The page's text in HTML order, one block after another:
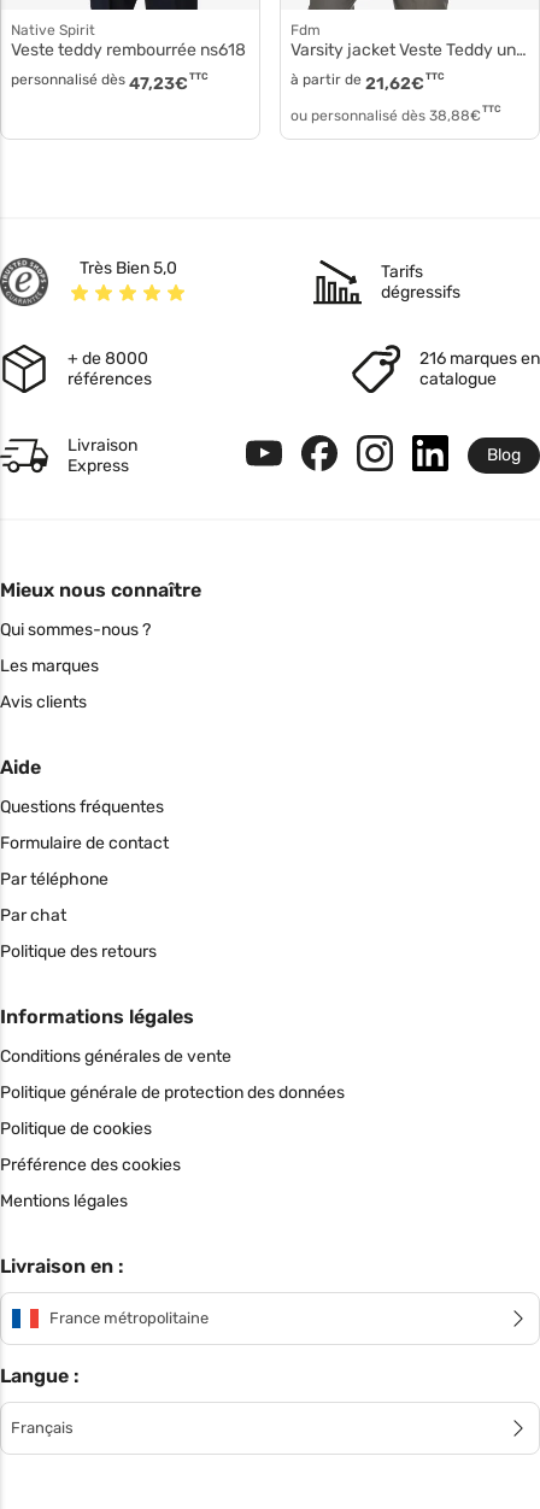
Native Spirit
Veste teddy rembourrée ns618
personnalisé dès 47,23€ TTC
fdm
Varsity jacket Veste Teddy universitaire fv001
à partir de 21,62€ TTC
ou personnalisé dès 38,88€ TTC
Très Bien 5,0
Tarifs
dégressifs
+ de 8000
références
216 marques en
catalogue
Livraison
Express
Blog
Mieux nous connaître
Qui sommes-nous ?
Les marques
Avis clients
Aide
Questions fréquentes
Formulaire de contact
Par téléphone
Par chat
Politique des retours
Informations légales
Conditions générales de vente
Politique générale de protection des données
Politique de cookies
Préférence des cookies
Mentions légales
Livraison en :
France métropolitaine
Langue :
Français